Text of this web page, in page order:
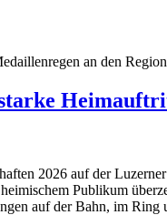
an den
2026 auf der
Publikum
auf der Bahn, im Ring